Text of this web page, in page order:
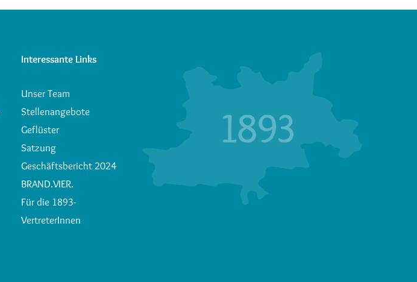
Interessante Links
Unser Team
Stellenangebote
Geflüster
Satzung
Geschäftsbericht 2024
BRAND.VIER.
Für die 1893-
VertreterInnen